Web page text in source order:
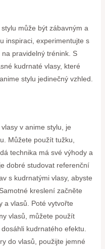
může být zábavným a
inspiraci, experimentujte s
pravidelný trénink. S
kudrnaté vlasy, které
stylu jedinečný vzhled.
v anime stylu, je
Můžete použít tužku,
technika má své výhody a
dobré studovat referenční
s kudrnatými vlasy, abyste
kreslení začněte
a vlasů. Poté vytvořte
vlasů, můžete použít
kudrnatého efektu.
do vlasů, použijte jemné